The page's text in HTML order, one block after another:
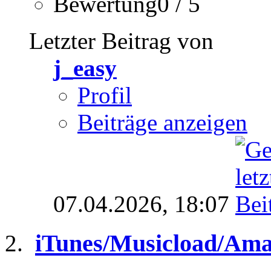
Letzter Beitrag von
j_easy
Profil
Beiträge anzeigen
07.04.2026, 18:07
iTunes/Musicload/